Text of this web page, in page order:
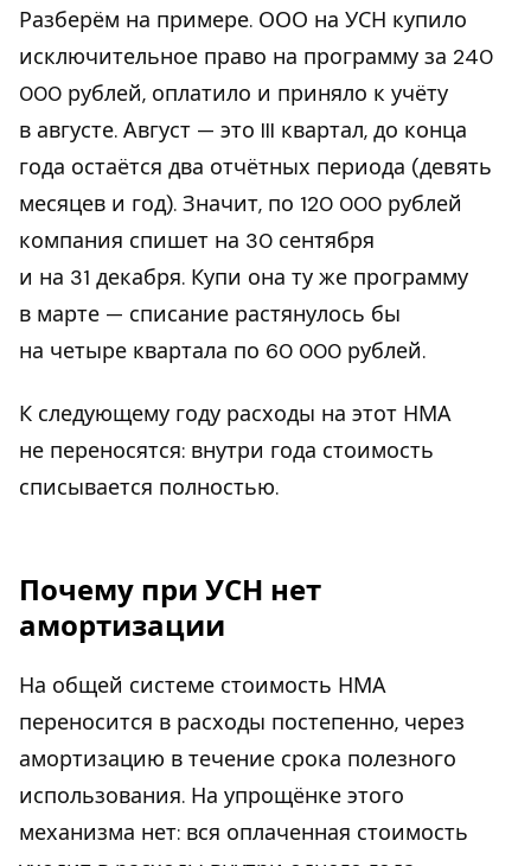
Разберём на примере. ООО на УСН купило
исключительное право на программу за 240
000 рублей, оплатило и приняло к учёту
в августе. Август — это III квартал, до конца
года остаётся два отчётных периода (девять
месяцев и год). Значит, по 120 000 рублей
компания спишет на 30 сентября
и на 31 декабря. Купи она ту же программу
в марте — списание растянулось бы
на четыре квартала по 60 000 рублей.
К следующему году расходы на этот НМА
не переносятся: внутри года стоимость
списывается полностью.
Почему при УСН нет
амортизации
На общей системе стоимость НМА
переносится в расходы постепенно, через
амортизацию в течение срока полезного
использования. На упрощёнке этого
механизма нет: вся оплаченная стоимость